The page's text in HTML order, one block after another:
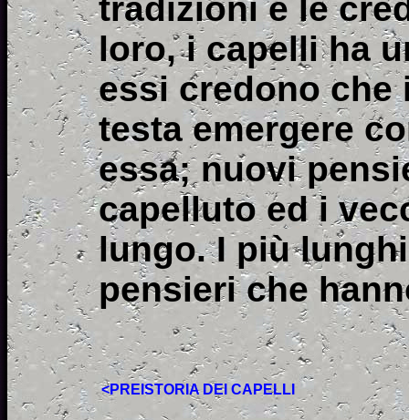
tradizioni e le
loro, i capelli ha
essi credono
testa emergere
essa; nuovi
capelluto ed i
lungo. I più
pensieri che
<PREISTORIA DEI CAPELLI